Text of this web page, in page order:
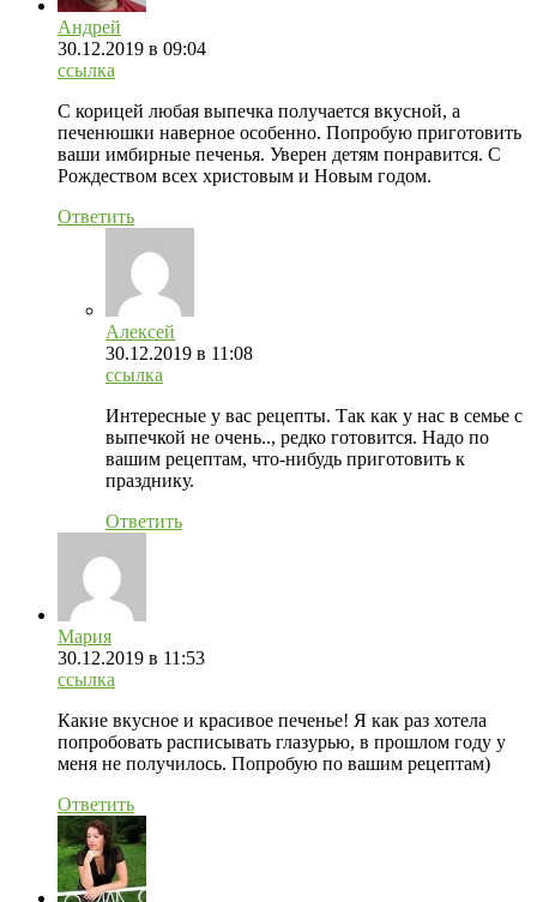
Андрей
30.12.2019 в 09:04
ссылка
С корицей любая выпечка получается вкусной, а
печенюшки наверное особенно. Попробую приготовить
ваши имбирные печенья. Уверен детям понравится. С
Рождеством всех христовым и Новым годом.
Ответить
Алексей
30.12.2019 в 11:08
ссылка
Интересные у вас рецепты. Так как у нас в семье с
выпечкой не очень.., редко готовится. Надо по
вашим рецептам, что-нибудь приготовить к
празднику.
Ответить
Мария
30.12.2019 в 11:53
ссылка
Какие вкусное и красивое печенье! Я как раз хотела
попробовать расписывать глазурью, в прошлом году у
меня не получилось. Попробую по вашим рецептам)
Ответить